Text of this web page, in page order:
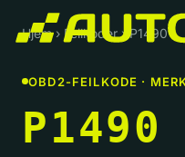
Hjem› Feilkoder› P1490
OBD2-FEILKODE ·
P1490